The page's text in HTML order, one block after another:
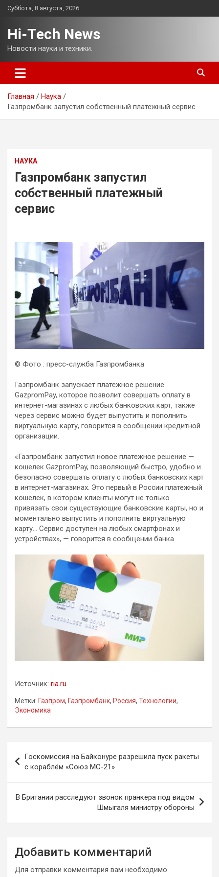
Перейти
Суббота, 8 августа, 2026
Hi-Tech News
Новости науки и техники.
Главная
Наука
Газпромбанк запустил собственный платежный сервис
НАУКА
Газпромбанк запустил
собственный платежный
сервис
© Фото : пресс-служба Газпромбанка
Газпромбанк запускает платежное решение
GazpromPay, которое позволит совершать оплату в
интернет-магазинах с любых банковских карт, также
через сервис можно будет выпустить и пополнить
виртуальную карту, говорится в сообщении кредитной
организации.
«Газпромбанк запустил новое платежное решение —
кошелек GazpromPay, позволяющий быстро, удобно и
безопасно совершать оплату с любых банковских карт
в интернет-магазинах. Это первый в России платежный
кошелек, в котором клиенты могут не только
привязать свои существующие банковские карты, но и
моментально выпустить и пополнить виртуальную
карту… Сервис доступен на любых смартфонах и
устройствах», — говорится в сообщении банка.
Источник: ria.ru
Метки: Газпром, Газпромбанк, Россия, Технологии,
Экономика
по
записям
Госкомиссия на Байконуре разрешила пуск ракеты
с кораблём «Союз МС-21»
В Британии расследуют звонок пранкера под видом
Шмыгаля министру обороны
Добавить комментарий
Для отправки комментария вам необходимо